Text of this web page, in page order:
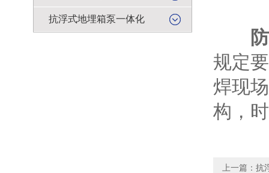
抗浮式地埋箱泵一体化
规定
焊现
构，
上一篇： 抗